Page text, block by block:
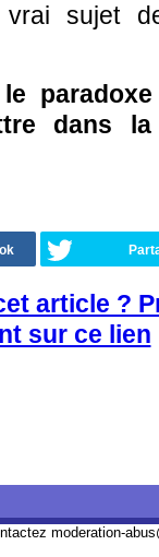
sujet
dans
article ?
sur ce lien
moderation-